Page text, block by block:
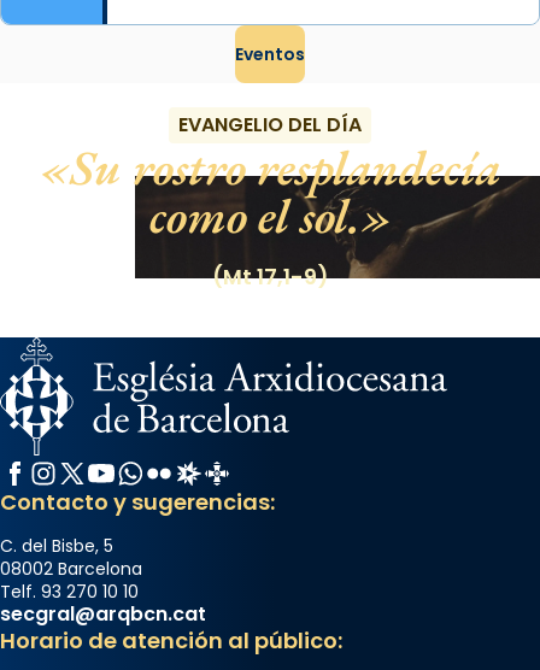
Eventos
EVANGELIO DEL DÍA
Su rostro resplandecía
como el sol.
(Mt 17,1-9)
Facebook
Instagram
X / Twitter
YouTube
WhatsApp
FlickrRadio Estel
Catalunya Cristiana
Contacto y sugerencias:
C. del Bisbe, 5
08002 Barcelona
Telf. 93 270 10 10
secgral@arqbcn.cat
Horario de atención al público: